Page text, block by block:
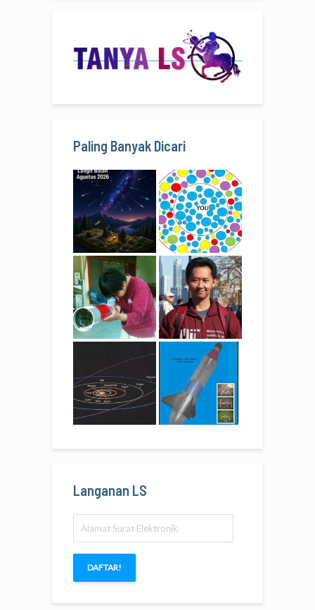
Paling Banyak Dicari
Langanan LS
Surat
Elektronik
DAFTAR!